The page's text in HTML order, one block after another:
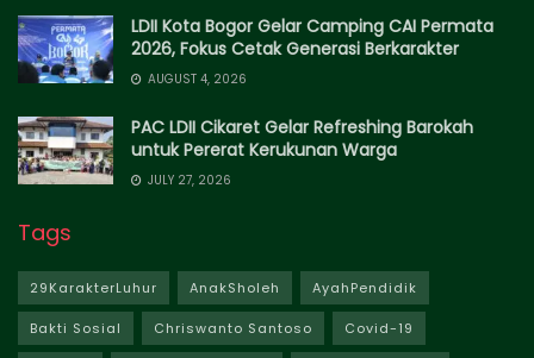
LDII Kota Bogor Gelar Camping CAI Permata
2026, Fokus Cetak Generasi Berkarakter
AUGUST 4, 2026
PAC LDII Cikaret Gelar Refreshing Barokah
untuk Pererat Kerukunan Warga
JULY 27, 2026
Tags
29KarakterLuhur AnakSholeh AyahPendidik
Bakti Sosial Chriswanto Santoso Covid-19